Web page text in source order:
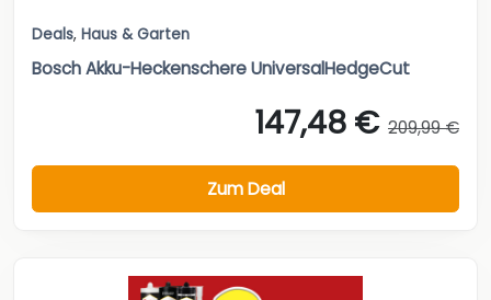
Deals, Haus & Garten
Bosch Akku-Heckenschere UniversalHedgeCut
147,48 € 209,99 €
Zum Deal